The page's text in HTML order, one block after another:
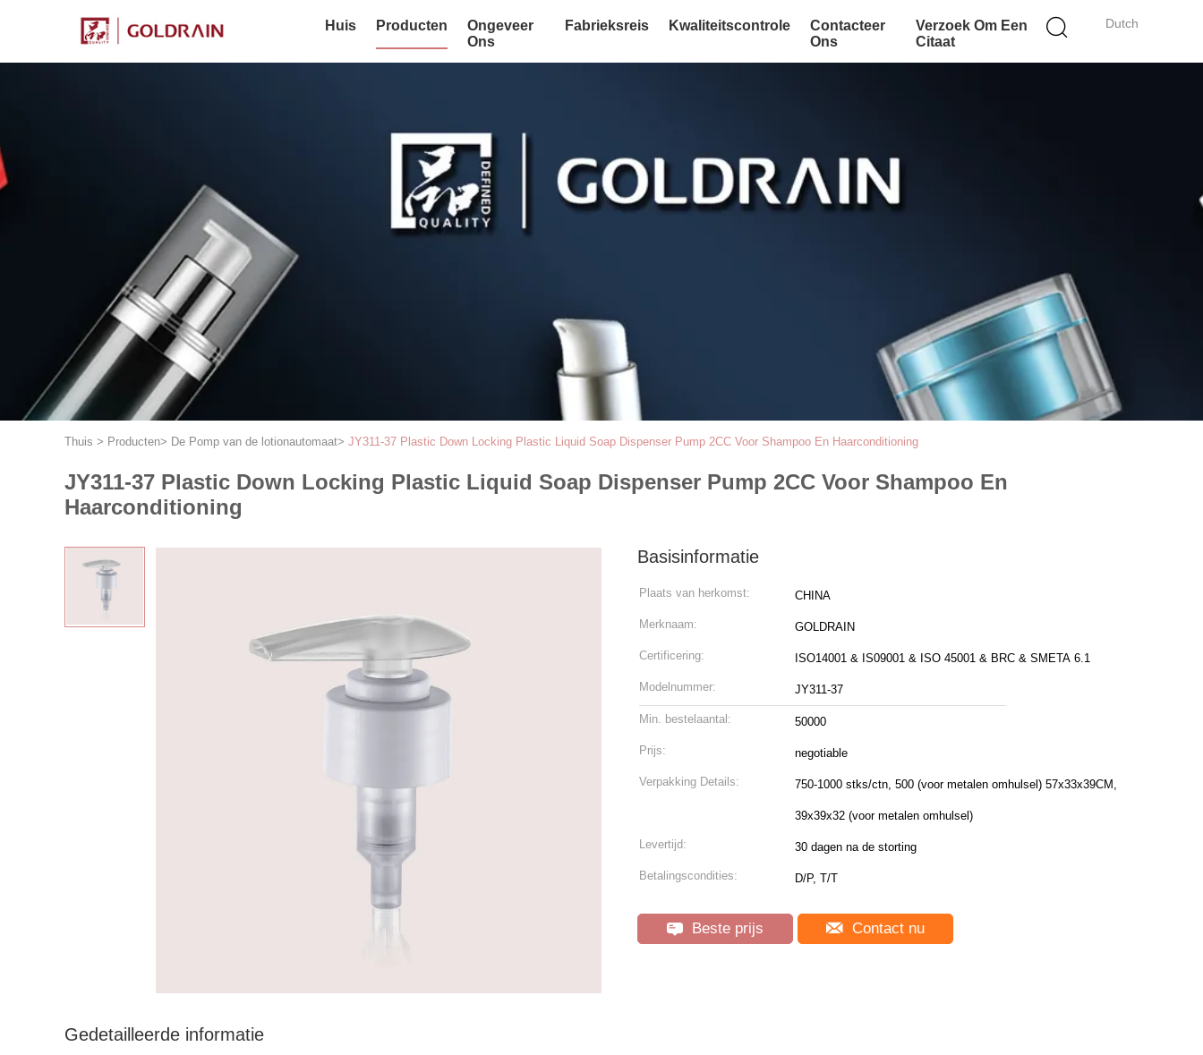
Dutch
Huis Producten
Ongeveer
Ons
Fabrieksreis Kwaliteitscontrole
Contacteer
Ons
Verzoek Om Een
Citaat
Thuis > Producten> De Pomp van de lotionautomaat> JY311-37 Plastic Down Locking Plastic Liquid Soap Dispenser Pump 2CC Voor Shampoo En Haarconditioning
JY311-37 Plastic Down Locking Plastic Liquid Soap Dispenser Pump 2CC Voor Shampoo En
Haarconditioning
Basisinformatie
Plaats van herkomst: CHINA
Merknaam: GOLDRAIN
Certificering: ISO14001 & IS09001 & ISO 45001 & BRC & SMETA 6.1
Modelnummer: JY311-37
Min. bestelaantal: 50000
Prijs: negotiable
Verpakking Details: 750-1000 stks/ctn, 500 (voor metalen omhulsel) 57x33x39CM,
39x39x32 (voor metalen omhulsel)
Levertijd: 30 dagen na de storting
Betalingscondities: D/P, T/T
Beste prijs Contact nu
Gedetailleerde informatie